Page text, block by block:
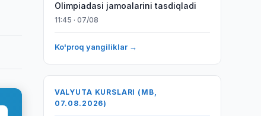
Olimpiadasi jamoalarini tasdiqladi
11:45 · 07/08
Ko'proq yangiliklar →
VALYUTA KURSLARI (MB,
07.08.2026)